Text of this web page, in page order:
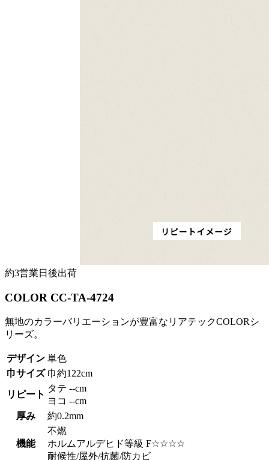
約3営業日後出荷
COLOR CC-TA-4724
無地のカラーバリエーションが豊富なリアテックCOLORシ
リーズ。
デザイン 単色
巾サイズ 巾約122cm
リピート
タテ --cm
ヨコ --cm
厚み
約0.2mm
機能
不燃
ホルムアルデヒド等級 F☆☆☆☆
耐候性/屋外/抗菌/防カビ